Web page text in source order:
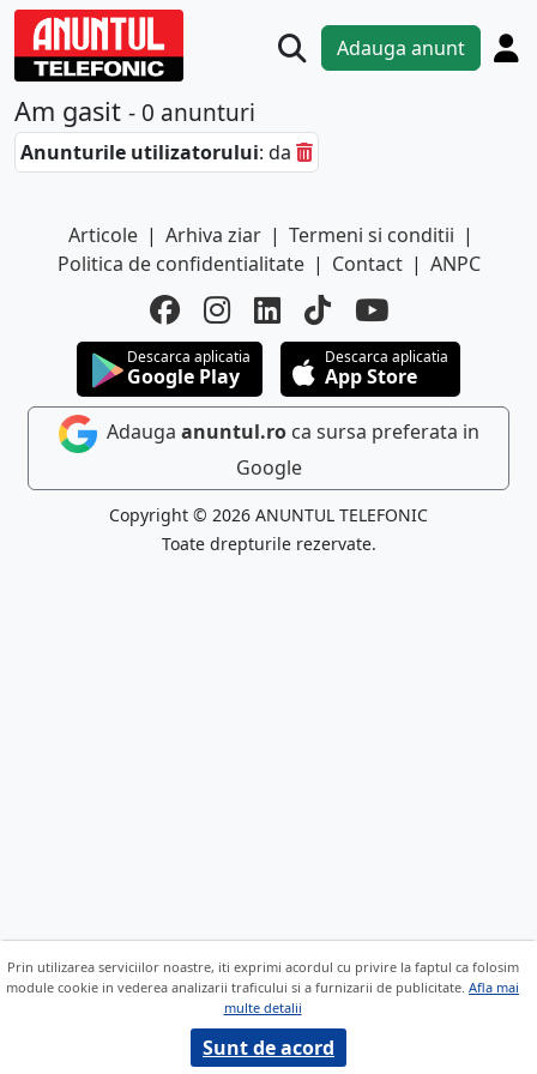
Adauga anunt
Am gasit - 0 anunturi
Anunturile utilizatorului: da
Articole | Arhiva ziar | Termeni si conditii |
Politica de confidentialitate | Contact | ANPC
Descarca aplicatia
Google Play
Descarca aplicatia
App Store
Adauga anuntul.roca sursa preferata in
Google
Copyright © 2026 ANUNTUL TELEFONIC
Toate drepturile rezervate.
Prin utilizarea serviciilor noastre, iti exprimi acordul cu privire la faptul ca folosim
module cookie in vederea analizarii traficului si a furnizarii de publicitate. Afla mai
multe detalii
Sunt de acord